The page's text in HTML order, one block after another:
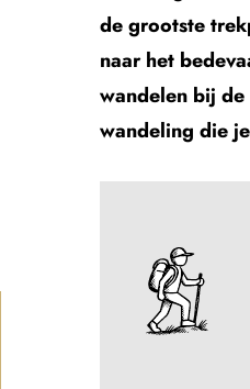
de grootste
naar het
wandelen bij
wandeling die